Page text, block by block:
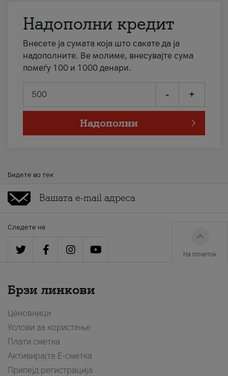
Надополни кредит
Внесете ја сумата која што сакате да ја
надополните. Ве молиме, внесувајте сума
помеѓу 100 и 1000 денари.
- +
Надополни
Бидете во тек
Следете нè
На почеток
Брзи линкови
Ценовници
Услови за користење
Плати сметка
Активирајте Е-сметка
Припејд регистрација